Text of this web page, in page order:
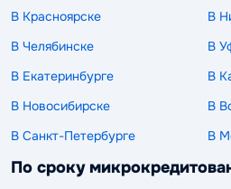
В Красноярске
В
В Челябинске
В
В Екатеринбурге
В
В Новосибирске
В
В Санкт-Петербурге
В
По сроку